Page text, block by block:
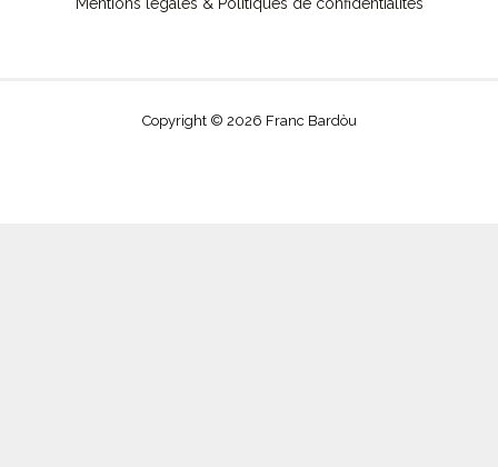
Copyright © 2026 Franc Bardòu